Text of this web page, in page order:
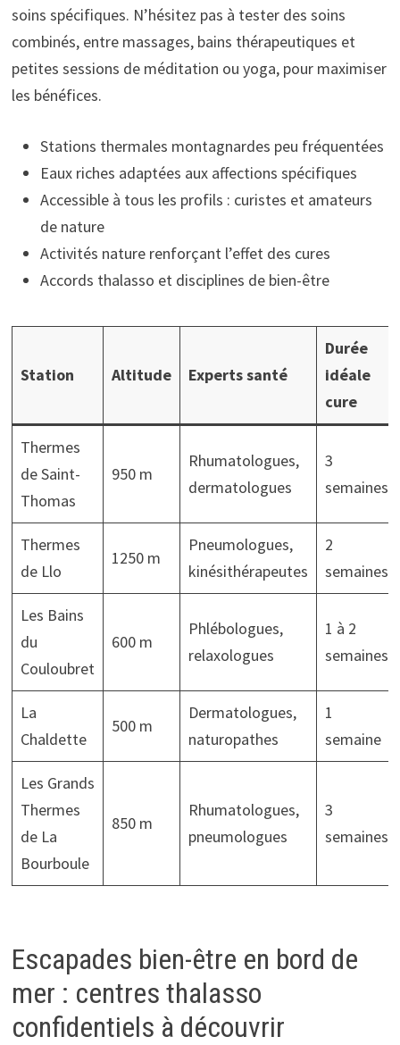
soins spécifiques. N’hésitez pas à tester des soins
combinés, entre massages, bains thérapeutiques et
petites sessions de méditation ou yoga, pour maximiser
les bénéfices.
Stations thermales montagnardes peu fréquentées
Eaux riches adaptées aux affections spécifiques
Accessible à tous les profils : curistes et amateurs
de nature
Activités nature renforçant l’effet des cures
Accords thalasso et disciplines de bien-être
Station Altitude Experts santé
Durée
idéale
cure
Thermes
de Saint-
Thomas
950 m
Rhumatologues,
dermatologues
3
semaines
Thermes
de Llo
1250 m
Pneumologues,
kinésithérapeutes
2
semaines
Les Bains
du
Couloubret
600 m
Phlébologues,
relaxologues
1 à 2
semaines
La
Chaldette
500 m
Dermatologues,
naturopathes
1
semaine
Les Grands
Thermes
de La
Bourboule
850 m
Rhumatologues,
pneumologues
3
semaines
Escapades bien-être en bord de
mer : centres thalasso
confidentiels à découvrir